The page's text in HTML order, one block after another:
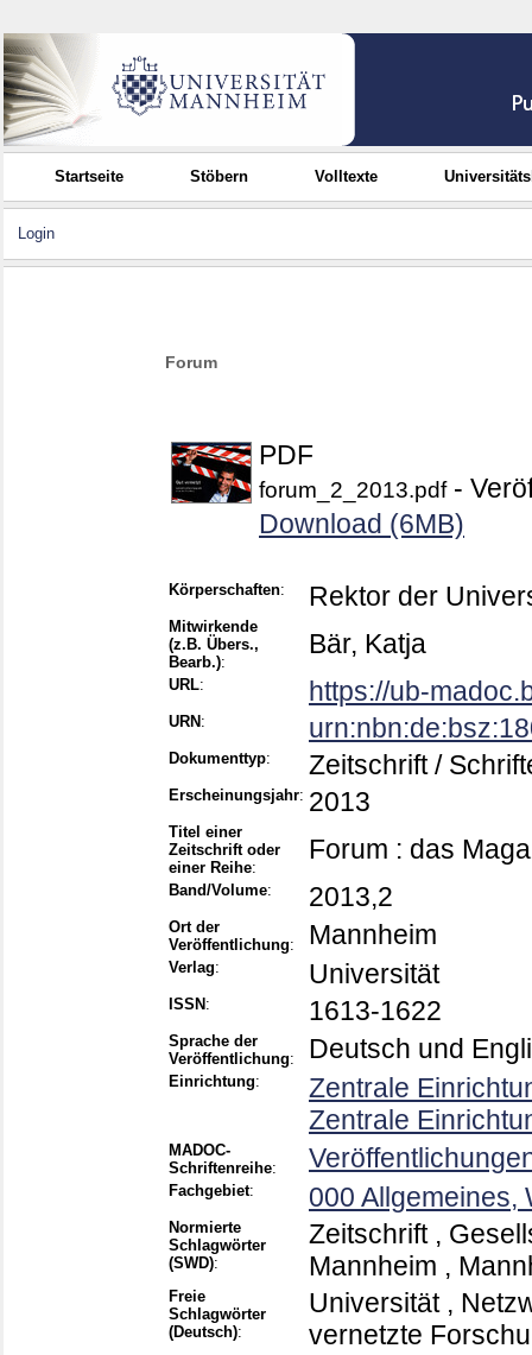
Startseite Stöbern Volltexte
Login
Forum
PDF
forum_2_2013.pdf-
Download (6MB)
Körperschaften: Rektor der
Mitwirkende
(z.B. Übers.,
Bearb.):
Bär, Katja
URL: https://ub-
URN :
Dokumenttyp: Zeitschrift /
Erscheinungsjahr: 2013
Titel einer
Zeitschrift oder
einer Reihe:
Forum : das
Band/Volume: 2013,2
Ort der
Veröffentlichung: Mannheim
Verlag: Universität
ISSN : 1613-1622
Sprache der
Veröffentlichung: Deutsch und
Einrichtung:
Zentrale
Zentrale
MADOC-
Schriftenreihe:
Fachgebiet: 000 Allgemeines,
Normierte
Schlagwörter
(SWD):
Zeitschrift ,
Mannheim ,
Freie
Schlagwörter
(Deutsch):
Universität ,
vernetzte